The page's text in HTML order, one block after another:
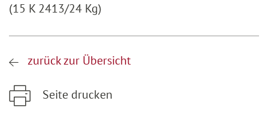
(15 K 2413/24 Kg)
zurück zur Übersicht
Seite drucken